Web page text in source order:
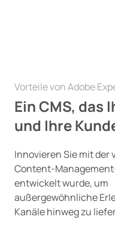
Vorteile von Adobe
Ein CMS, das
und Ihre
Innovieren Sie mit der
Content-
entwickelt wurde, um
außergewöhnliche
Kanäle hinweg zu